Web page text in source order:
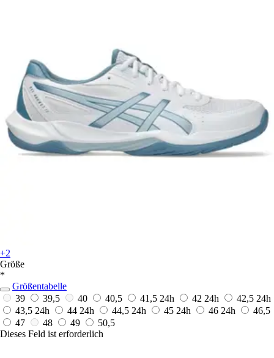
+2
Größe
*
Größentabelle
39
39,5 40 40,5 41,5 24h 42 24h 42,5 24h
43,5 24h 44 24h 44,5 24h 45 24h 46 24h
46,5
47
48 49
50,5
Dieses Feld ist erforderlich